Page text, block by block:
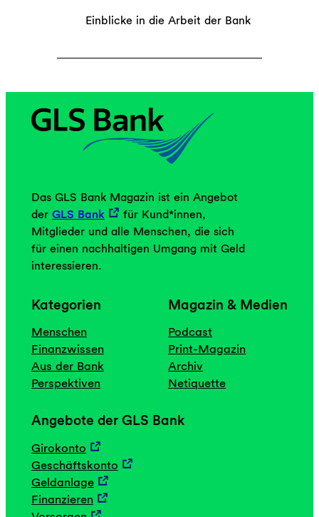
Einblicke in die Arbeit der Bank
Das GLS Bank Magazin ist ein Angebot
der GLS Bank
für Kund*innen,
Mitglieder und alle Menschen, die sich
für einen nachhaltigen Umgang mit Geld
interessieren.
Kategorien
Menschen
Finanzwissen
Aus der Bank
Perspektiven
Magazin & Medien
Podcast
Print-Magazin
Archiv
Netiquette
Angebote der GLS Bank
Girokonto
Geschäftskonto
Geldanlage
Finanzieren